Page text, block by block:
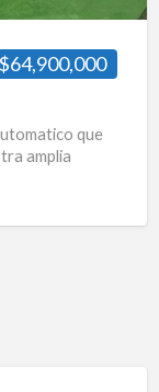
$64,900,000
que
amplia